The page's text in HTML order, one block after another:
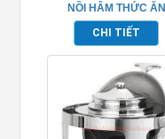
NỒI HÂM THỨC ĂN
BUFFET – TP697011
CHI TIẾT